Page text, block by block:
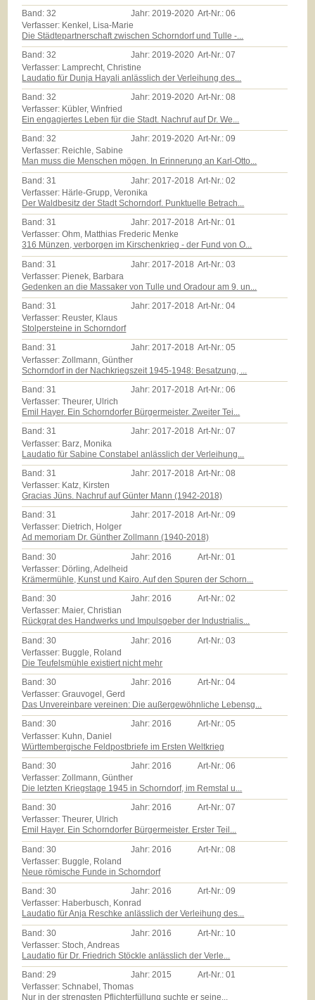
Band:32 Jahr:2019-2020 Art-Nr.:06
Verfasser: Kenkel, Lisa-Marie
Die Städtepartnerschaft zwischen Schorndorf und Tulle -...
Band:32 Jahr:2019-2020 Art-Nr.:07
Verfasser: Lamprecht, Christine
Laudatio für Dunja Hayali anlässlich der Verleihung des...
Band:32 Jahr:2019-2020 Art-Nr.:08
Verfasser: Kübler, Winfried
Ein engagiertes Leben für die Stadt. Nachruf auf Dr. We...
Band:32 Jahr:2019-2020 Art-Nr.:09
Verfasser: Reichle, Sabine
Man muss die Menschen mögen. In Erinnerung an Karl-Otto...
Band:31 Jahr: 2017-2018 Art-Nr.:02
Verfasser: Härle-Grupp, Veronika
Der Waldbesitz der Stadt Schorndorf. Punktuelle Betrach...
Band:31 Jahr:2017-2018 Art-Nr.:01
Verfasser: Ohm, Matthias Frederic Menke
316 Münzen, verborgen im Kirschenkrieg - der Fund von O...
Band:31 Jahr: 2017-2018 Art-Nr.:03
Verfasser: Pienek, Barbara
Gedenken an die Massaker von Tulle und Oradour am 9. un...
Band:31 Jahr:2017-2018 Art-Nr.:04
Verfasser: Reuster, Klaus
Stolpersteine in Schorndorf
Band:31 Jahr:2017-2018 Art-Nr.:05
Verfasser: Zollmann, Günther
Schorndorf in der Nachkriegszeit 1945-1948: Besatzung, ...
Band:31 Jahr:2017-2018 Art-Nr.:06
Verfasser: Theurer, Ulrich
Emil Hayer. Ein Schorndorfer Bürgermeister. Zweiter Tei...
Band:31 Jahr:2017-2018 Art-Nr.:07
Verfasser: Barz, Monika
Laudatio für Sabine Constabel anlässlich der Verleihung...
Band:31 Jahr: 2017-2018 Art-Nr.:08
Verfasser: Katz, Kirsten
Gracias Jüns. Nachruf auf Günter Mann (1942-2018)
Band:31 Jahr:2017-2018 Art-Nr.:09
Verfasser: Dietrich, Holger
Ad memoriam Dr. Günther Zollmann (1940-2018)
Band:30 Jahr: 2016 Art-Nr.:01
Verfasser: Dörling, Adelheid
Krämermühle, Kunst und Kairo. Auf den Spuren der Schorn...
Band:30 Jahr:2016 Art-Nr.:02
Verfasser: Maier, Christian
Rückgrat des Handwerks und Impulsgeber der Industrialis...
Band:30 Jahr: 2016 Art-Nr.:03
Verfasser: Buggle, Roland
Die Teufelsmühle existiert nicht mehr
Band:30 Jahr:2016 Art-Nr.:04
Verfasser: Grauvogel, Gerd
Das Unvereinbare vereinen: Die außergewöhnliche Lebensg...
Band:30 Jahr:2016 Art-Nr.:05
Verfasser: Kuhn, Daniel
Württembergische Feldpostbriefe im Ersten Weltkrieg
Band:30 Jahr:2016 Art-Nr.:06
Verfasser: Zollmann, Günther
Die letzten Kriegstage 1945 in Schorndorf, im Remstal u...
Band:30 Jahr:2016 Art-Nr.:07
Verfasser: Theurer, Ulrich
Emil Hayer. Ein Schorndorfer Bürgermeister. Erster Teil...
Band:30 Jahr: 2016 Art-Nr.:08
Verfasser: Buggle, Roland
Neue römische Funde in Schorndorf
Band:30 Jahr:2016 Art-Nr.:09
Verfasser: Haberbusch, Konrad
Laudatio für Anja Reschke anlässlich der Verleihung des...
Band:30 Jahr: 2016 Art-Nr.: 10
Verfasser: Stoch, Andreas
Laudatio für Dr. Friedrich Stöckle anlässlich der Verle...
Band:29 Jahr:2015 Art-Nr.:01
Verfasser: Schnabel, Thomas
Nur in der strengsten Pflichterfüllung suchte er seine...